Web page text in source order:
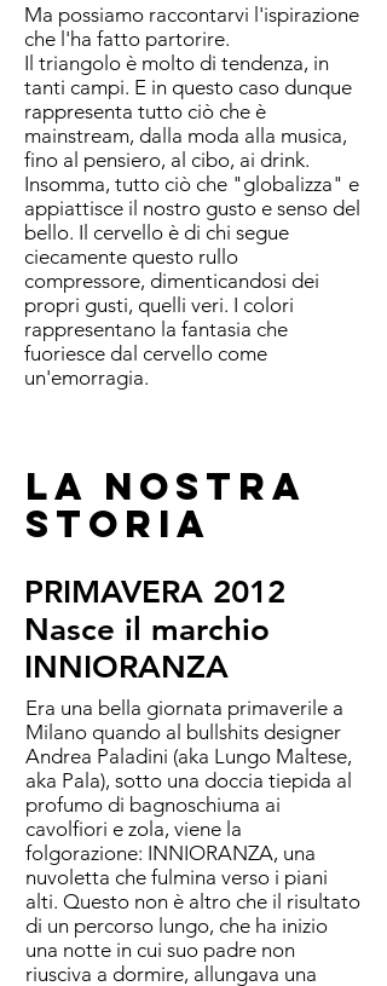
Ma possiamo raccontarvi l'ispirazione
che l'ha fatto partorire.
Il triangolo è molto di tendenza, in
tanti campi. E in questo caso dunque
rappresenta tutto ciò che è
mainstream, dalla moda alla musica,
fino al pensiero, al cibo, ai drink.
Insomma, tutto ciò che "globalizza" e
appiattisce il nostro gusto e senso del
bello. Il cervello è di chi segue
ciecamente questo rullo
compressore, dimenticandosi dei
propri gusti, quelli veri. I colori
rappresentano la fantasia che
fuoriesce dal cervello come
un'emorragia.
LA NOSTRA
STORIA
PRIMAVERA 2012
Nasce il marchio
INNIORANZA
Era una bella giornata primaverile a
Milano quando al bullshits designer
Andrea Paladini (aka Lungo Maltese,
aka Pala), sotto una doccia tiepida al
profumo di bagnoschiuma ai
cavolfiori e zola, viene la
folgorazione: INNIORANZA, una
nuvoletta che fulmina verso i piani
alti. Questo non è altro che il risultato
di un percorso lungo, che ha inizio
una notte in cui suo padre non
riusciva a dormire, allungava una